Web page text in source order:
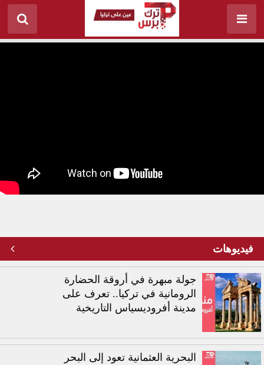
حوار لطيف بين الرئيس أردوغان ومسنّة تركية كانت
تنتظره لرؤيته بعد صلاة الجمعة بمدينة إسطنبول
فيديوهات
جولة مبهرة في أروقة الحضارة
الرومانية في تركيا.. تعرف على
مدينة أفروديسياس التاريخية
البحرية العثمانية تعود إلى البحر